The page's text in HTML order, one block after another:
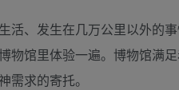
活、发生在几万公里以外
物馆里体验一遍。博物馆满
需求的寄托。